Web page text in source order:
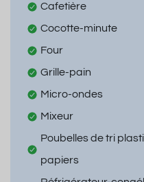
Cafetière
Cocotte-minute
Four
Grille-pain
Micro-ondes
Mixeur
Poubelles de tri
papiers